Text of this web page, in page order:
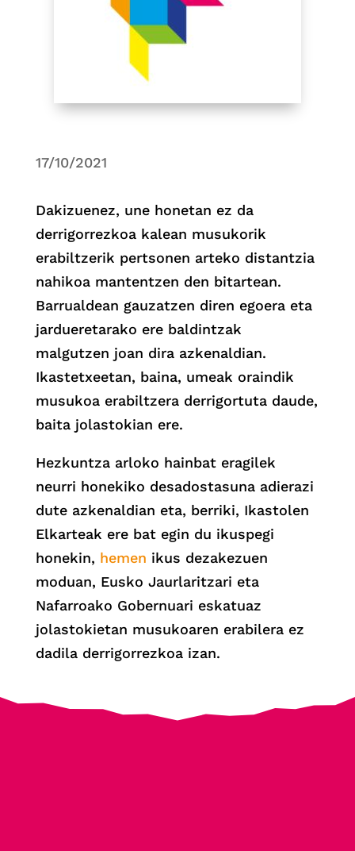
17/10/2021
Dakizuenez, une honetan ez da
derrigorrezkoa kalean musukorik
erabiltzerik pertsonen arteko distantzia
nahikoa mantentzen den bitartean.
Barrualdean gauzatzen diren egoera eta
jardueretarako ere baldintzak
malgutzen joan dira azkenaldian.
Ikastetxeetan, baina, umeak oraindik
musukoa erabiltzera derrigortuta daude,
baita jolastokian ere.
Hezkuntza arloko hainbat eragilek
neurri honekiko desadostasuna adierazi
dute azkenaldian eta, berriki, Ikastolen
Elkarteak ere bat egin du ikuspegi
honekin, hemen ikus dezakezuen
moduan, Eusko Jaurlaritzari eta
Nafarroako Gobernuari eskatuaz
jolastokietan musukoaren erabilera ez
dadila derrigorrezkoa izan.